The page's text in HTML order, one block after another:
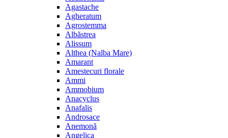
Agastache
Agheratum
Agrostemma
Albăstrea
Alissum
Althea (Nalba Mare)
Amarant
Amestecuri florale
Ammi
Ammobium
Anacyclus
Anafalis
Androsace
Anemonă
Angelica